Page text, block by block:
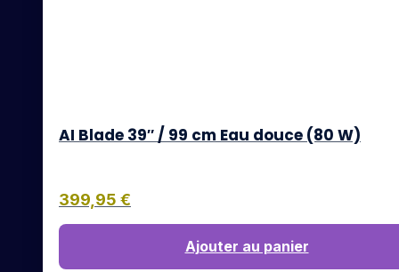
AI Blade 39″ / 99 cm Eau douce (80 W)
399,95 €
Ajouter au panier